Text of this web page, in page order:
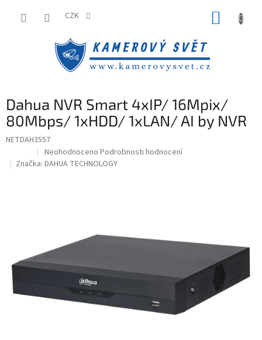
CZK
Dahua NVR Smart 4xIP/ 16Mpix/
80Mbps/ 1xHDD/ 1xLAN/ AI by NVR
NETDAH3557
Průměrné
hodnocení
Neohodnoceno Podrobnosti hodnocení
Značka: DAHUA TECHNOLOGY